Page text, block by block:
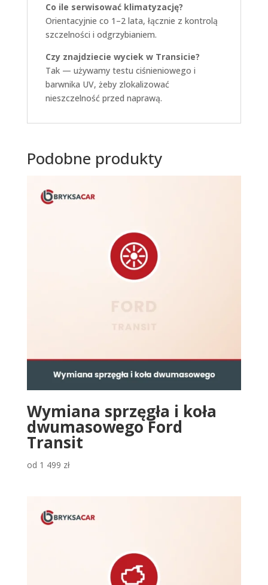
Co ile serwisować klimatyzację?
Orientacyjnie co 1–2 lata, łącznie z kontrolą
szczelności i odgrzybianiem.
Czy znajdziecie wyciek w Transicie?
Tak — używamy testu ciśnieniowego i
barwnika UV, żeby zlokalizować
nieszczelność przed naprawą.
Podobne produkty
Wymiana sprzęgła i koła
dwumasowego Ford
Transit
od 1 499 zł